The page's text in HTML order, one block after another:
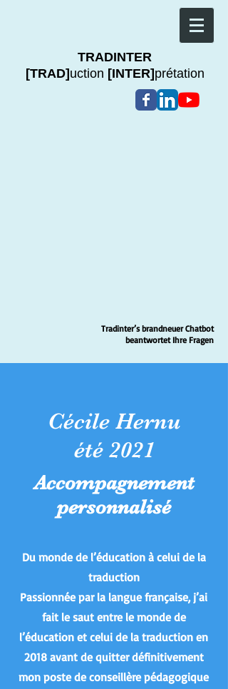
TRADINTER
[TRAD] uction [INTER] prétation
Tradinter’s brandneuer Chatbot
beantwortet Ihre Fragen
Cécile Hernu
été 2021
Accompagnement
personnalisé
Du monde de l’éducation à celui de la
traduction
Passionnée par la langue française, j’ai
fait le saut entre le monde de
l’éducation et celui de la traduction en
2018 avant de quitter définitivement
mon poste de conseillère pédagogique